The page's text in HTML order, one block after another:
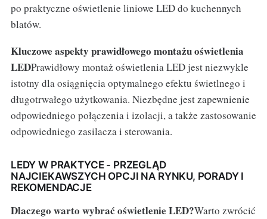
po praktyczne oświetlenie liniowe LED do kuchennych
blatów.
Kluczowe aspekty prawidłowego montażu oświetlenia
LEDPrawidłowy montaż oświetlenia LED jest niezwykle
istotny dla osiągnięcia optymalnego efektu świetlnego i
długotrwałego użytkowania. Niezbędne jest zapewnienie
odpowiedniego połączenia i izolacji, a także zastosowanie
odpowiedniego zasilacza i sterowania.
LEDY W PRAKTYCE - PRZEGLĄD
NAJCIEKAWSZYCH OPCJI NA RYNKU, PORADY I
REKOMENDACJE
Dlaczego warto wybrać oświetlenie LED?Warto zwrócić